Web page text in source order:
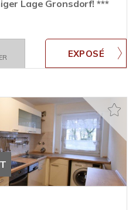
Lage Gronsdorf! ***